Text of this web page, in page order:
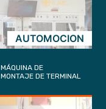
AUTOMOCION
MÁQUINA DE
MONTAJE DE TERMINAL
trigger